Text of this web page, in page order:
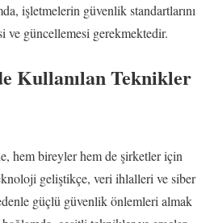
işletmelerin güvenlik standartlarını
ve güncellemesi gerekmektedir.
Kullanılan Teknikler
hem bireyler hem de şirketler için
geliştikçe, veri ihlalleri ve siber
güçlü güvenlik önlemleri almak